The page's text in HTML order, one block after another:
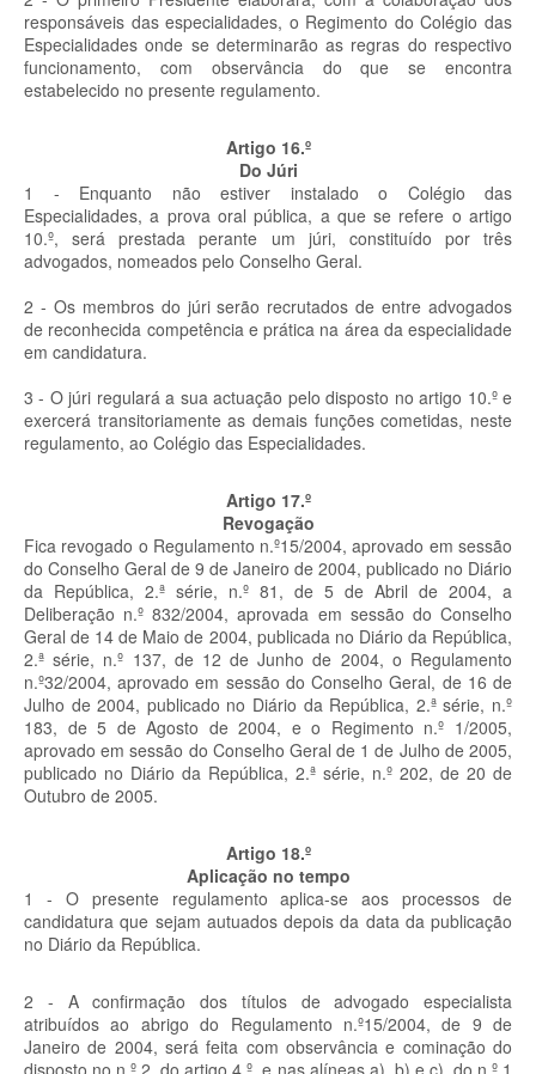
responsáveis das especialidades, o Regimento do Colégio das
Especialidades onde se determinarão as regras do respectivo
funcionamento, com observância do que se encontra
estabelecido no presente regulamento.
Artigo 16.º
Do Júri
1 - Enquanto não estiver instalado o Colégio das
Especialidades, a prova oral pública, a que se refere o artigo
10.º, será prestada perante um júri, constituído por três
advogados, nomeados pelo Conselho Geral.
2 - Os membros do júri serão recrutados de entre advogados
de reconhecida competência e prática na área da especialidade
em candidatura.
3 - O júri regulará a sua actuação pelo disposto no artigo 10.º e
exercerá transitoriamente as demais funções cometidas, neste
regulamento, ao Colégio das Especialidades.
Artigo 17.º
Revogação
Fica revogado o Regulamento n.º15/2004, aprovado em sessão
do Conselho Geral de 9 de Janeiro de 2004, publicado no Diário
da República, 2.ª série, n.º 81, de 5 de Abril de 2004, a
Deliberação n.º 832/2004, aprovada em sessão do Conselho
Geral de 14 de Maio de 2004, publicada no Diário da República,
2.ª série, n.º 137, de 12 de Junho de 2004, o Regulamento
n.º32/2004, aprovado em sessão do Conselho Geral, de 16 de
Julho de 2004, publicado no Diário da República, 2.ª série, n.º
183, de 5 de Agosto de 2004, e o Regimento n.º 1/2005,
aprovado em sessão do Conselho Geral de 1 de Julho de 2005,
publicado no Diário da República, 2.ª série, n.º 202, de 20 de
Outubro de 2005.
Artigo 18.º
Aplicação no tempo
1 - O presente regulamento aplica-se aos processos de
candidatura que sejam autuados depois da data da publicação
no Diário da República.
2 - A confirmação dos títulos de advogado especialista
atribuídos ao abrigo do Regulamento n.º15/2004, de 9 de
Janeiro de 2004, será feita com observância e cominação do
disposto no n.º 2, do artigo 4.º, e nas alíneas a), b) e c), do n.º 1